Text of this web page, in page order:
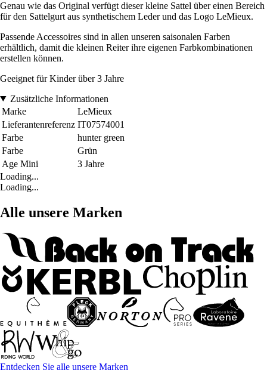
Genau wie das Original verfügt dieser kleine Sattel über einen Bereich
für den Sattelgurt aus synthetischem Leder und das Logo LeMieux.
Passende Accessoires sind in allen unseren saisonalen Farben
erhältlich, damit die kleinen Reiter ihre eigenen Farbkombinationen
erstellen können.
Geeignet für Kinder über 3 Jahre
Zusätzliche Informationen
Marke
LeMieux
Lieferantenreferenz IT07574001
Farbe
hunter green
Farbe
Grün
Age Mini
3 Jahre
Loading...
Loading...
Alle unsere Marken
Entdecken Sie alle unsere Marken